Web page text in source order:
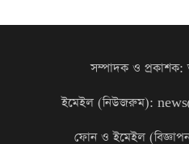
সম্পাদক ও প্রকাশক:
ইমেইল (নিউজরুম):
ফোন ও ইমেইল